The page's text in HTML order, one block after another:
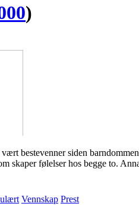
)
bestevenner siden
skaper følelser hos begge to.
Vennskap Prest